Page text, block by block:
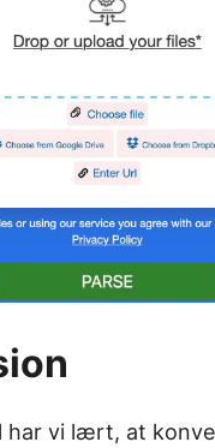
har vi lært, at